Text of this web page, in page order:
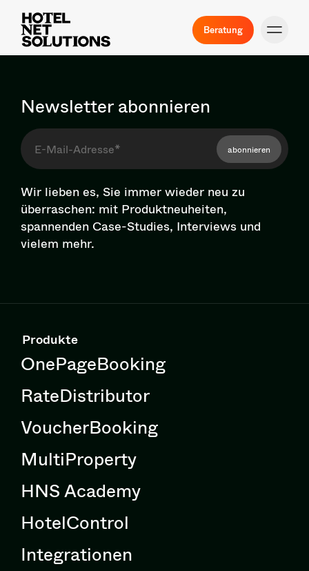
Beratung
Newsletter abonnieren
abonnieren
Wir lieben es, Sie immer wieder neu zu
überraschen: mit Pro­dukt­neu­hei­ten,
spannenden Case-Studies, Interviews und
vielem mehr.
Produkte
OnePageBooking
RateDistributor
VoucherBooking
MultiProperty
HNS Academy
HotelControl
Integrationen